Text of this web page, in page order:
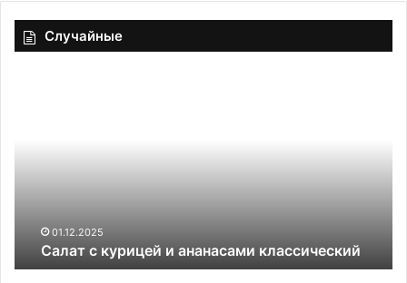
Случайные
01.12.2025
Салат с курицей и ананасами классический